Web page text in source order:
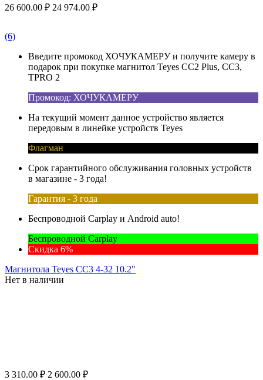
26 600.00 ₽ 24 974.00 ₽
(6)
Введите промокод ХОЧУКАМЕРУ и получите камеру в
подарок при покупке магнитол Teyes CC2 Plus, CC3,
TPRO 2
Промокод: ХОЧУКАМЕРУ
На текущий момент данное устройство является
передовым в линейке устройств Teyes
Флагман
Срок гарантийного обслуживания головных устройств
в магазине - 3 года!
Гарантия - 3 года
Беспроводной Carplay и Android auto!
Беспроводной Carplay
Скидка 6%
Магнитола Teyes CC3 4-32 10.2"
Нет в наличии
3 310.00 ₽ 2 600.00 ₽